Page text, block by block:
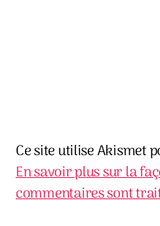
Ce site utilise Akismet
En savoir plus sur la
commentaires sont